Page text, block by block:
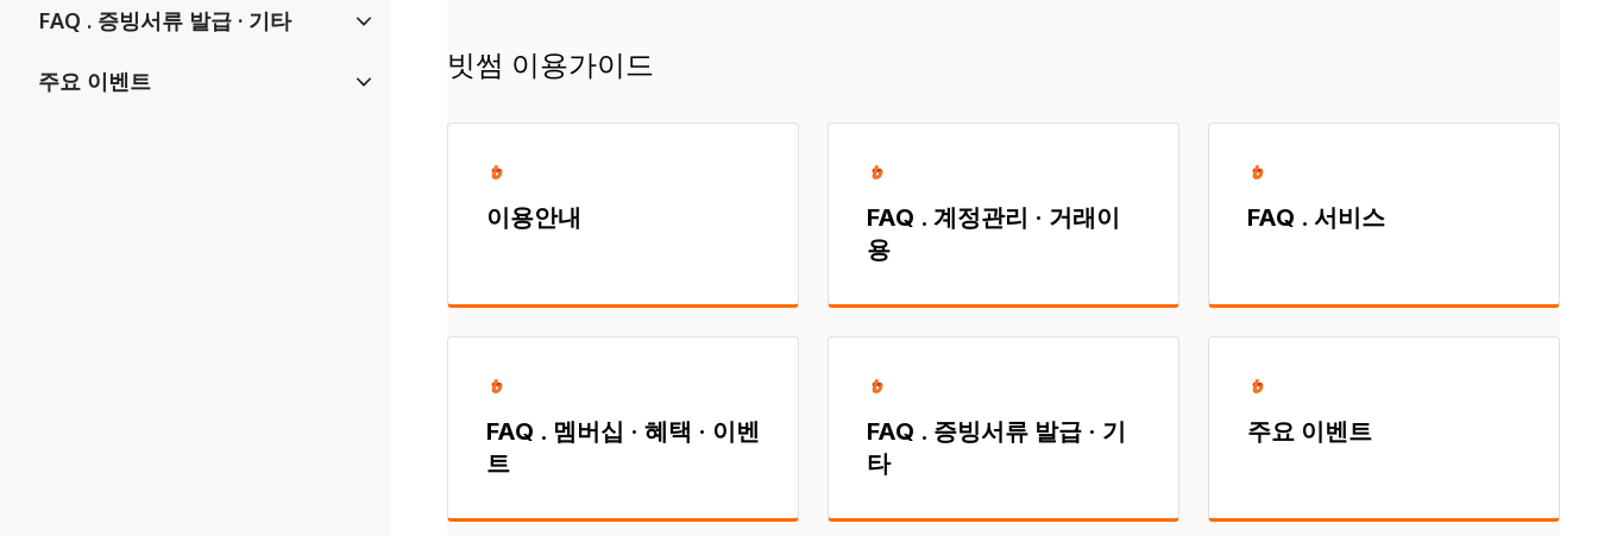
빗썸 이용가이드
이용안내
FAQ . 계정관리 · 거래이
용
FAQ . 서비스
FAQ . 멤버십 · 혜택 · 이벤
트
FAQ . 증빙서류 발급 · 기
타
주요 이벤트
FAQ . 증빙서류 발급 · 기타
주요 이벤트